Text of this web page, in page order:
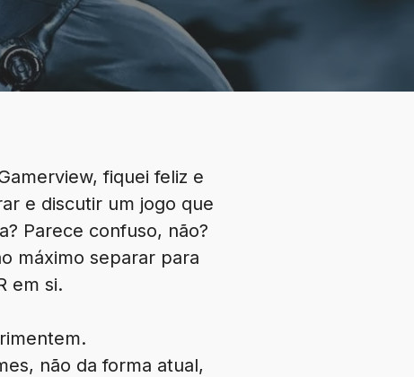
fiquei feliz e
e discutir um jogo que
Parece confuso, não?
máximo separar para
em si.
não da forma atual,